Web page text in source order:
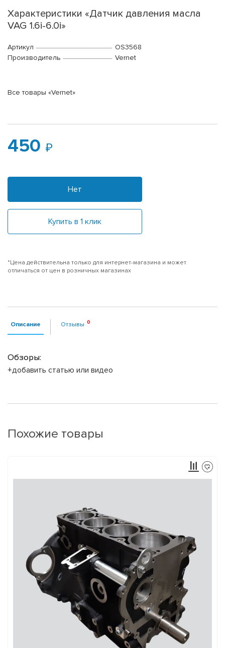
Характеристики «Датчик давления масла
VAG 1.6i-6.0i»
Артикул
OS3568
Производитель
Vernet
Все товары «Vernet»
450
Нет
Купить в 1 клик
*Цена действительна только для интернет-магазина и может
отличаться от цен в розничных магазинах
Описание Отзывы
Обзоры:
+добавить статью или видео
Похожие товары